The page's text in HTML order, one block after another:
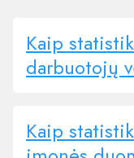
Kaip
darbuotojų
Kaip